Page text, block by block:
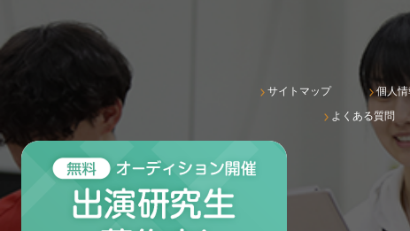
サイトマップ 個人
よくある質問